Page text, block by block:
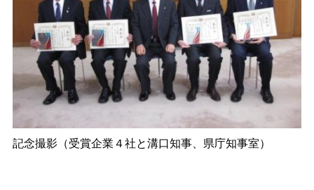
記念撮影（受賞企業４社と溝口知事、県庁知事室）